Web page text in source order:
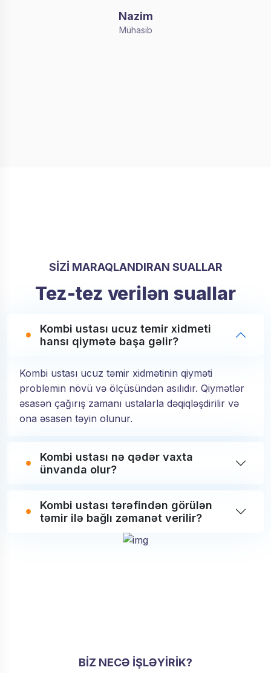
Nazim
Mühasib
SİZİ MARAQLANDIRAN SUALLAR
Tez-tez verilən suallar
Kombi ustası ucuz temir xidmeti
hansı qiymətə başa gəlir?
Kombi ustası ucuz təmir xidmətinin qiyməti
problemin növü və ölçüsündən asılıdır. Qiymətlər
əsasən çağırış zamanı ustalarla dəqiqləşdirilir və
ona əsasən təyin olunur.
Kombi ustası nə qədər vaxta
ünvanda olur?
Kombi ustası tərəfindən görülən
təmir ilə bağlı zəmanət verilir?
BIZ NECƏ IŞLƏYIRIK?